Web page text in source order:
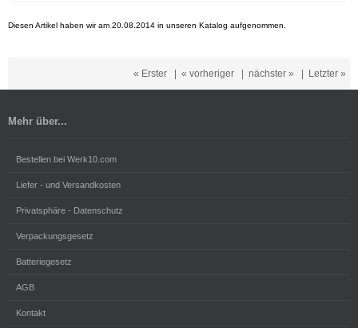
Diesen Artikel haben wir am 20.08.2014 in unseren Katalog aufgenommen.
« Erster « vorheriger nächster » Letzter »
Mehr über...
Bestellen bei Werk10.com
Liefer - und Versandkosten
Privatsphäre - Datenschutz
Verpackungsgesetz
Batteriegesetz
AGB
Kontakt